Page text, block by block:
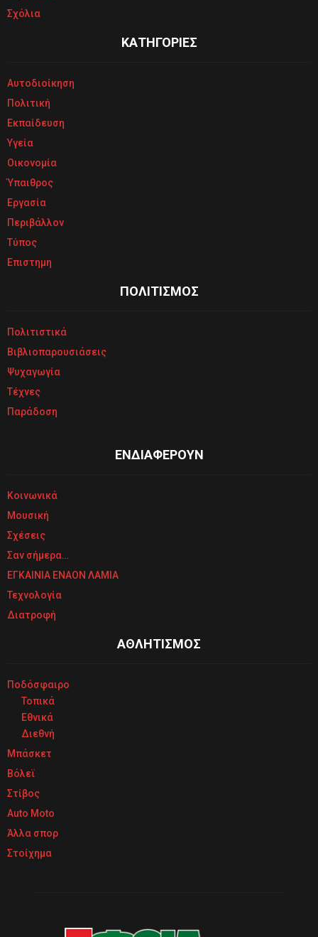
Σχόλια
ΚΑΤΗΓΟΡΙΕΣ
Αυτοδιοίκηση
Πολιτική
Εκπαίδευση
Υγεία
Οικονομία
Ύπαιθρος
Εργασία
Περιβάλλον
Τύπος
Επιστημη
ΠΟΛΙΤΙΣΜΟΣ
Πολιτιστικά
Βιβλιοπαρουσιάσεις
Ψυχαγωγία
Τέχνες
Παράδοση
ΕΝΔΙΑΦΕΡΟΥΝ
Κοινωνικά
Μουσική
Σχέσεις
Σαν σήμερα…
ΕΓΚΑΙΝΙΑ ΕΝΑΟΝ ΛΑΜΙΑ
Τεχνολογία
Διατροφή
ΑΘΛΗΤΙΣΜΟΣ
Ποδόσφαιρο
Τοπικά
Εθνικά
Διεθνή
Μπάσκετ
Βόλεϊ
Στίβος
Auto Moto
Άλλα σπορ
Στοίχημα